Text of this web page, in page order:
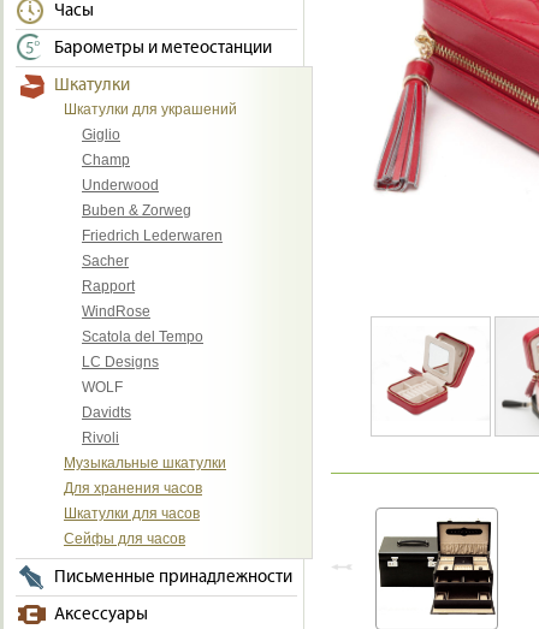
Часы
Барометры и метеостанции
Шкатулки
Шкатулки для украшений
Giglio
Champ
Underwood
Buben & Zorweg
Friedrich Lederwaren
Sacher
Rapport
WindRose
Scatola del Tempo
LC Designs
WOLF
Davidts
Rivoli
Музыкальные шкатулки
Для хранения часов
Шкатулки для часов
Сейфы для часов
Письменные принадлежности
Аксессуары